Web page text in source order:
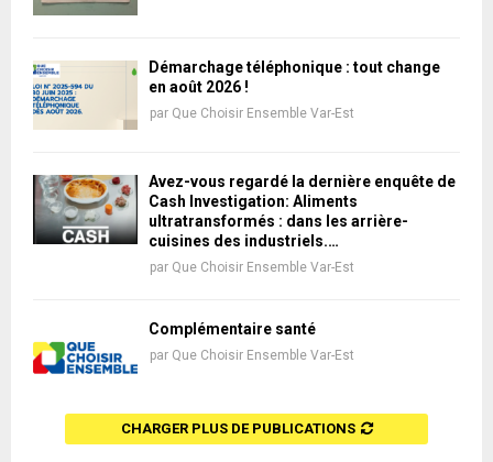
Démarchage téléphonique : tout change
en août 2026 !
par Que Choisir Ensemble Var-Est
Avez-vous regardé la dernière enquête de
Cash Investigation: Aliments
ultratransformés : dans les arrière-
cuisines des industriels.…
par Que Choisir Ensemble Var-Est
Complémentaire santé
par Que Choisir Ensemble Var-Est
CHARGER PLUS DE PUBLICATIONS